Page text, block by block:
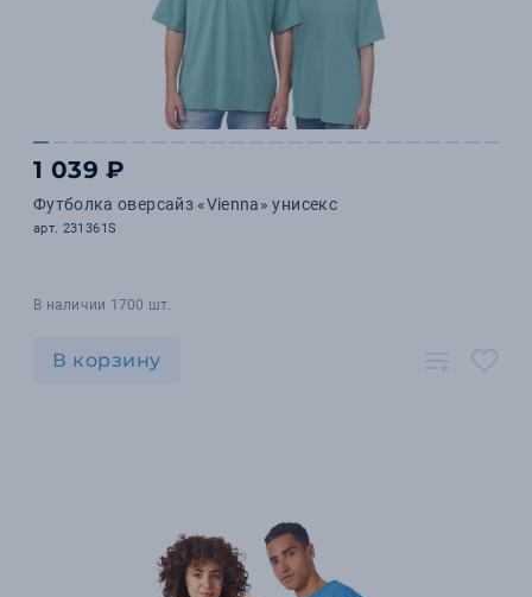
1 039 ₽
Футболка оверсайз «Vienna» унисекс
арт. 231361S
В наличии 1700 шт.
В корзину